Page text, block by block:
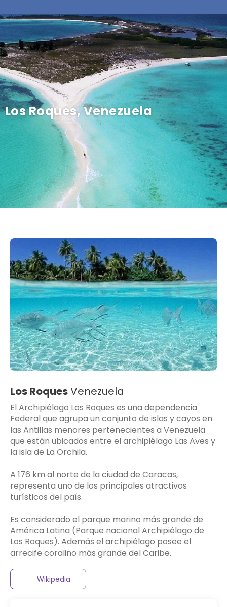
Los Roques, Venezuela
Los RoquesVenezuela
El Archipiélago Los Roques es una dependencia
Federal que agrupa un conjunto de islas y cayos en
las Antillas menores pertenecientes a Venezuela
que están ubicados entre el archipiélago Las Aves y
la isla de La Orchila.
A 176 km al norte de la ciudad de Caracas,
representa uno de los principales atractivos
turísticos del país.
Es considerado el parque marino más grande de
América Latina (Parque nacional Archipiélago de
Los Roques). Además el archipiélago posee el
arrecife coralino más grande del Caribe.
Wikipedia